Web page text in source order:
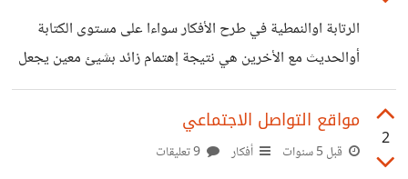
الرتابة اوالنمطية في طرح الأفكار سواءا على مستوى الكتابة
أوالحديث مع الأخرين هي نتيجة إهتمام زائد بشيئ معين يجعل
الشخص يتكلم فيه أكثر من الأمور الأخرى أو يتكلم فيه وحده
دون غيره لأننا كلما كنا مفرطين إلاهتمام بشيئ معين كلما كان
ذلك الشيئ طاغيا في مواضيع حديثنا وللأشارة فالنمطية لا يسلم
2
مواقع التواصل الاجتماعي
قبل 5 سنوات أفكار